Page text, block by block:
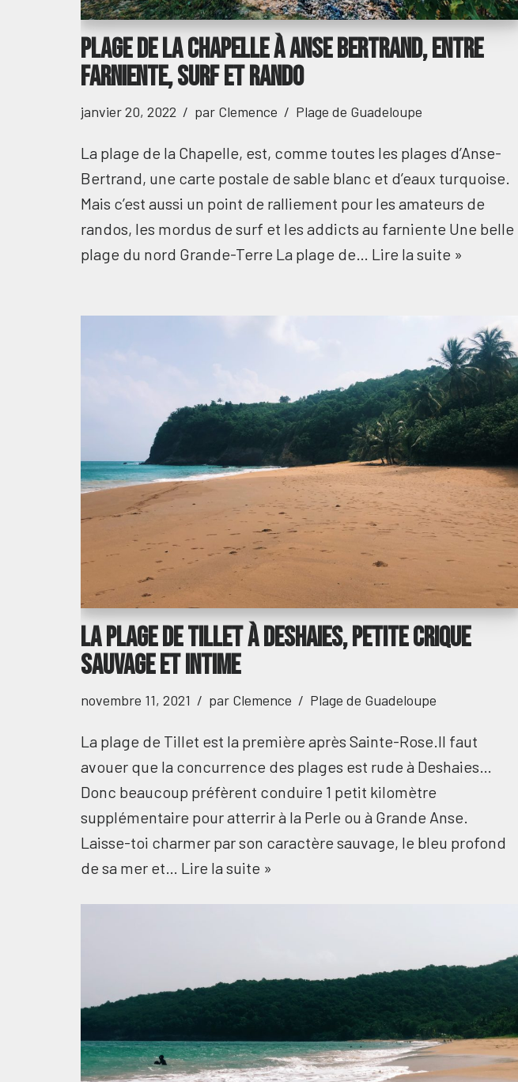
Plage de La Chapelle à Anse Bertrand, entre
farniente, surf et rando
janvier 20, 2022 par Clemence Plage de Guadeloupe
La plage de la Chapelle, est, comme toutes les plages d’Anse-
Bertrand, une carte postale de sable blanc et d’eaux turquoise.
Mais c’est aussi un point de ralliement pour les amateurs de
randos, les mordus de surf et les addicts au farniente Une belle
plage du nord Grande-Terre La plage de… Lire la suite »
La plage de Tillet à Deshaies, petite crique
sauvage et intime
novembre 11, 2021 par Clemence Plage de Guadeloupe
La plage de Tillet est la première après Sainte-Rose.Il faut
avouer que la concurrence des plages est rude à Deshaies…
Donc beaucoup préfèrent conduire 1 petit kilomètre
supplémentaire pour atterrir à la Perle ou à Grande Anse.
Laisse-toi charmer par son caractère sauvage, le bleu profond
de sa mer et… Lire la suite »